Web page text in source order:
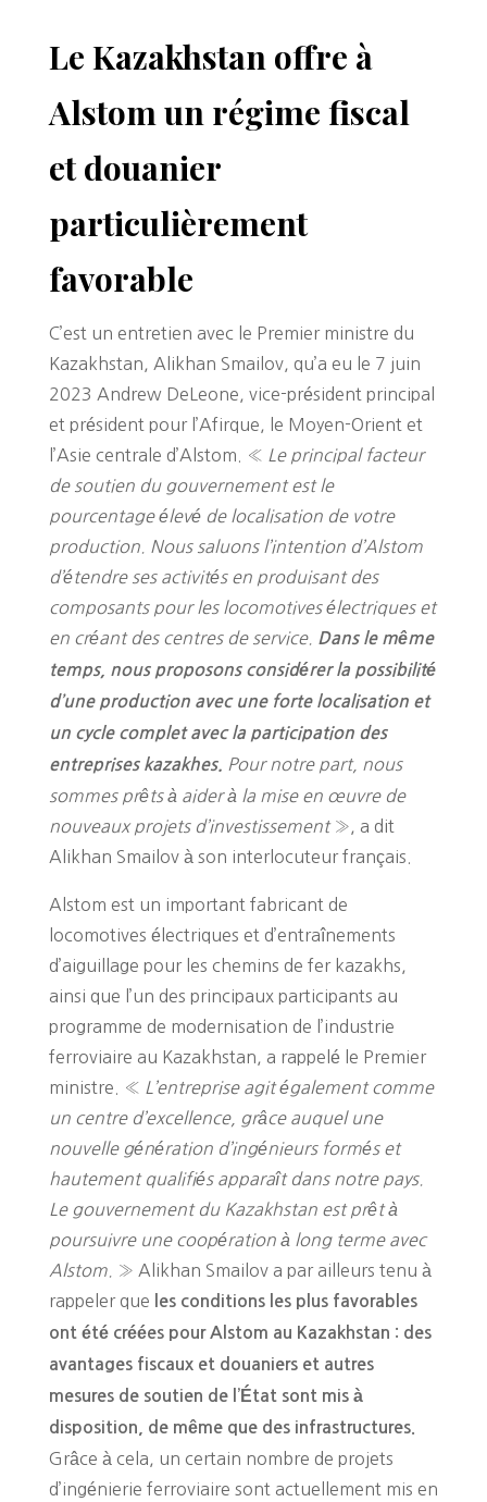
Le Kazakhstan offre à
Alstom un régime fiscal
et douanier
particulièrement
favorable
C’est un entretien avec le Premier ministre du
Kazakhstan, Alikhan Smailov, qu’a eu le 7 juin
2023 Andrew DeLeone, vice-président principal
et président pour l’Afirque, le Moyen-Orient et
l’Asie centrale d’Alstom. « Le principal facteur
de soutien du gouvernement est le
pourcentage élevé de localisation de votre
production. Nous saluons l’intention d’Alstom
d’étendre ses activités en produisant des
composants pour les locomotives électriques et
en créant des centres de service.
Dans le même
temps, nous proposons considérer la possibilité
d’une production avec une forte localisation et
un cycle complet avec la participation des
entreprises kazakhes.
Pour notre part, nous
sommes prêts à aider à la mise en œuvre de
nouveaux projets d’investissement», a dit
Alikhan Smailov à son interlocuteur français.
Alstom est un important fabricant de
locomotives électriques et d’entraînements
d’aiguillage pour les chemins de fer kazakhs,
ainsi que l’un des principaux participants au
programme de modernisation de l’industrie
ferroviaire au Kazakhstan, a rappelé le Premier
ministre. « L’entreprise agit également comme
un centre d’excellence, grâce auquel une
nouvelle génération d’ingénieurs formés et
hautement qualifiés apparaît dans notre pays.
Le gouvernement du Kazakhstan est prêt à
poursuivre une coopération à long terme avec
Alstom.
» Alikhan Smailov a par ailleurs tenu à
rappeler que
les conditions les plus favorables
ont été créées pour Alstom au Kazakhstan : des
avantages fiscaux et douaniers et autres
mesures de soutien de l’État sont mis à
disposition, de même que des infrastructures.
Grâce à cela, un certain nombre de projets
d’ingénierie ferroviaire sont actuellement mis en